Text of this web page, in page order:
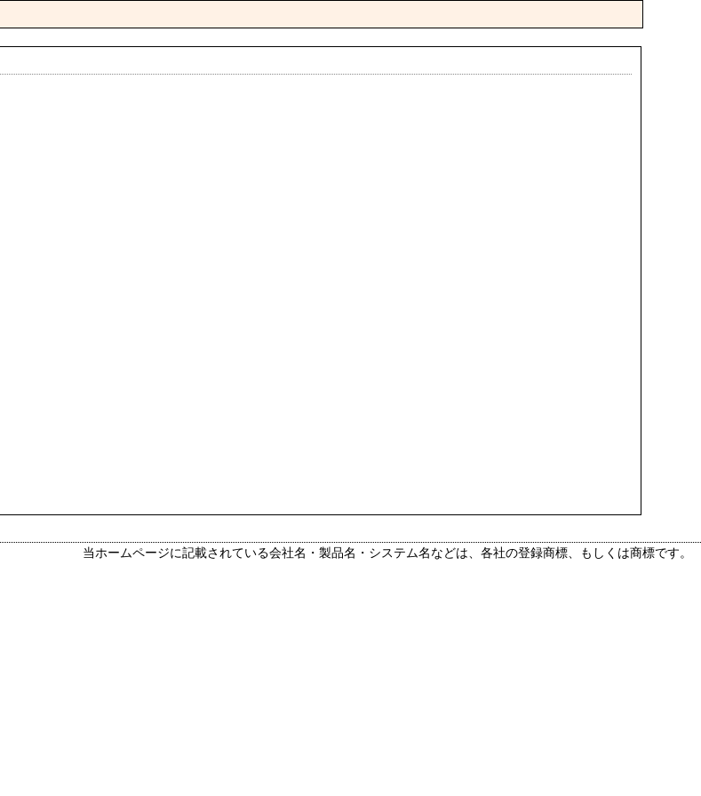
当ホームページに記載されている会社名・製品名・システム名などは、各社の登録商標、もしくは商標です。